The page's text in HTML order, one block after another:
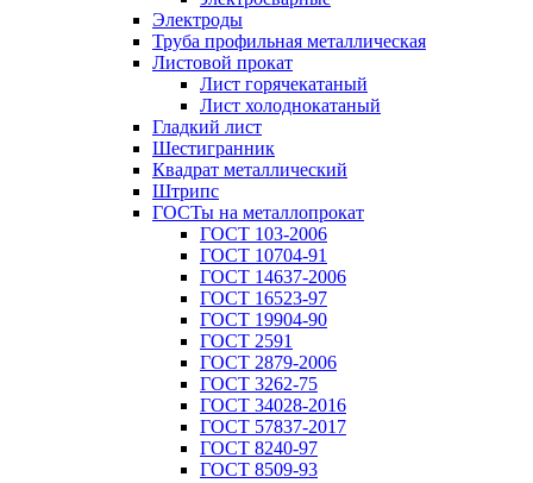
Электроды
Труба профильная металлическая
Листовой прокат
Лист горячекатаный
Лист холоднокатаный
Гладкий лист
Шестигранник
Квадрат металлический
Штрипс
ГОСТы на металлопрокат
ГОСТ 103-2006
ГОСТ 10704-91
ГОСТ 14637-2006
ГОСТ 16523-97
ГОСТ 19904-90
ГОСТ 2591
ГОСТ 2879-2006
ГОСТ 3262-75
ГОСТ 34028-2016
ГОСТ 57837-2017
ГОСТ 8240-97
ГОСТ 8509-93